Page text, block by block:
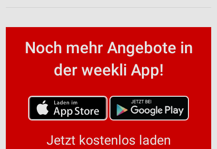
Noch mehr Angebote in
der weekli App!
Jetzt kostenlos laden